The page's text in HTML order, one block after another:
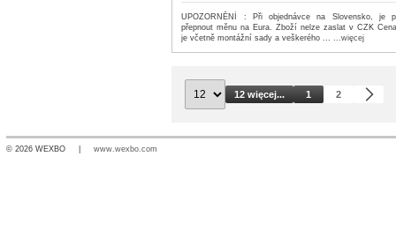
UPOZORNĚNÍ : Při objednávce na Slovensko, je
přepnout měnu na Eura. Zboží nelze zaslat v CZK
je včetně montážní sady a veškerého ......więcej
12 więcej... 1 2
© 2026 WEXBO | www.wexbo.com